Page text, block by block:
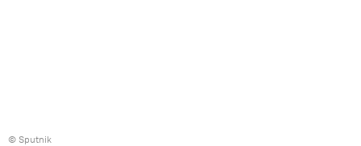
© Sputnik